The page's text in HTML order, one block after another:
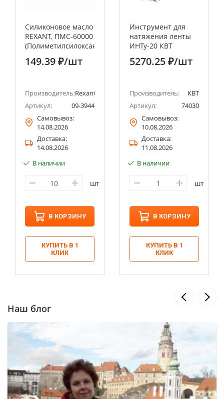
Силиконовое масло
REXANT, ПМС-60000
(Полиметилсилоксан),
2 мл, шприц,
«Демпферное»
149.39 ₽/шт
Производитель:Rexant
Артикул:
09-3944
Самовывоз:
14.08.2026
Доставка:
14.08.2026
В наличии
шт
В КОРЗИНУ
КУПИТЬ В 1
КЛИК
Инструмент для
натяжения ленты
ИНТу-20 КВТ
5270.25 ₽/шт
Производитель:
КВТ
Артикул:
74030
Самовывоз:
10.08.2026
Доставка:
11.08.2026
В наличии
шт
В КОРЗИНУ
КУПИТЬ В 1
КЛИК
Наш блог